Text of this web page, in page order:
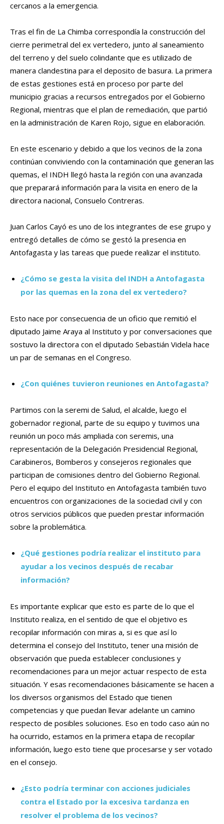
cercanos a la emergencia.
Tras el fin de La Chimba correspondía la construcción del
cierre perimetral del ex vertedero, junto al saneamiento
del terreno y del suelo colindante que es utilizado de
manera clandestina para el deposito de basura. La primera
de estas gestiones está en proceso por parte del
municipio gracias a recursos entregados por el Gobierno
Regional, mientras que el plan de remediación, que partió
en la administración de Karen Rojo, sigue en elaboración.
En este escenario y debido a que los vecinos de la zona
continúan conviviendo con la contaminación que generan las
quemas, el INDH llegó hasta la región con una avanzada
que preparará información para la visita en enero de la
directora nacional, Consuelo Contreras.
Juan Carlos Cayó es uno de los integrantes de ese grupo y
entregó detalles de cómo se gestó la presencia en
Antofagasta y las tareas que puede realizar el instituto.
¿Cómo se gesta la visita del INDH a Antofagasta
por las quemas en la zona del ex vertedero?
Esto nace por consecuencia de un oficio que remitió el
diputado Jaime Araya al Instituto y por conversaciones que
sostuvo la directora con el diputado Sebastián Videla hace
un par de semanas en el Congreso.
¿Con quiénes tuvieron reuniones en Antofagasta?
Partimos con la seremi de Salud, el alcalde, luego el
gobernador regional, parte de su equipo y tuvimos una
reunión un poco más ampliada con seremis, una
representación de la Delegación Presidencial Regional,
Carabineros, Bomberos y consejeros regionales que
participan de comisiones dentro del Gobierno Regional.
Pero el equipo del Instituto en Antofagasta también tuvo
encuentros con organizaciones de la sociedad civil y con
otros servicios públicos que pueden prestar información
sobre la problemática.
¿Qué gestiones podría realizar el instituto para
ayudar a los vecinos después de recabar
información?
Es importante explicar que esto es parte de lo que el
Instituto realiza, en el sentido de que el objetivo es
recopilar información con miras a, si es que así lo
determina el consejo del Instituto, tener una misión de
observación que pueda establecer conclusiones y
recomendaciones para un mejor actuar respecto de esta
situación. Y esas recomendaciones básicamente se hacen a
los diversos organismos del Estado que tienen
competencias y que puedan llevar adelante un camino
respecto de posibles soluciones. Eso en todo caso aún no
ha ocurrido, estamos en la primera etapa de recopilar
información, luego esto tiene que procesarse y ser votado
en el consejo.
¿Esto podría terminar con acciones judiciales
contra el Estado por la excesiva tardanza en
resolver el problema de los vecinos?